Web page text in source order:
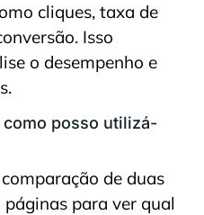
cliques, taxa de
Isso
o desempenho e
posso utilizá-
de duas
para ver qual